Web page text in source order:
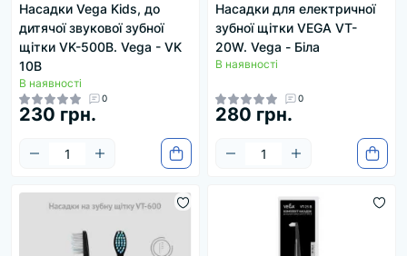
Насадки Vega Kids, до
дитячої звукової зубної
щітки VK-500B. Vega - VK
10B
В наявності
0
230 грн.
Насадки для електричної
зубної щітки VEGA VT-
20W. Vega - Біла
В наявності
0
280 грн.